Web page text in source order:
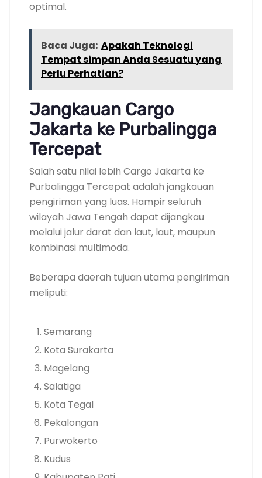
optimal.
Baca Juga: Apakah Teknologi
Tempat simpan Anda Sesuatu yang
Perlu Perhatian?
Jangkauan Cargo
Jakarta ke Purbalingga
Tercepat
Salah satu nilai lebih Cargo Jakarta ke
Purbalingga Tercepat adalah jangkauan
pengiriman yang luas. Hampir seluruh
wilayah Jawa Tengah dapat dijangkau
melalui jalur darat dan laut, laut, maupun
kombinasi multimoda.
Beberapa daerah tujuan utama pengiriman
meliputi:
Semarang
Kota Surakarta
Magelang
Salatiga
Kota Tegal
Pekalongan
Purwokerto
Kudus